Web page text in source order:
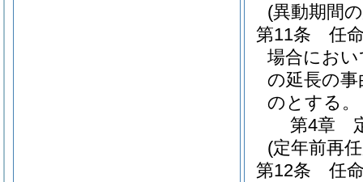
(異動期間
第11条
任
場合にお
の延長の
のとする。
第4章
(定年前再
第12条
任